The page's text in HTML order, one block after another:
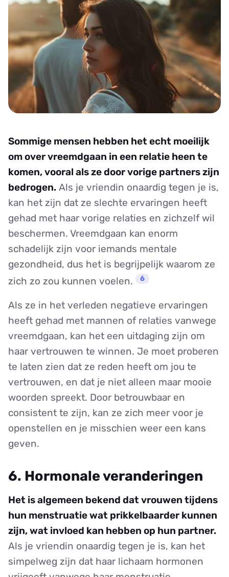
Sommige mensen hebben het echt moeilijk
om over vreemdgaan in een relatie heen te
komen, vooral als ze door vorige partners zijn
bedrogen. Als je vriendin onaardig tegen je is,
kan het zijn dat ze slechte ervaringen heeft
gehad met haar vorige relaties en zichzelf wil
beschermen. Vreemdgaan kan enorm
schadelijk zijn voor iemands mentale
gezondheid, dus het is begrijpelijk waarom ze
zich zo zou kunnen voelen.
6
Als ze in het verleden negatieve ervaringen
heeft gehad met mannen of relaties vanwege
vreemdgaan, kan het een uitdaging zijn om
haar vertrouwen te winnen. Je moet proberen
te laten zien dat ze reden heeft om jou te
vertrouwen, en dat je niet alleen maar mooie
woorden spreekt. Door betrouwbaar en
consistent te zijn, kan ze zich meer voor je
openstellen en je misschien weer een kans
geven.
6. Hormonale veranderingen
Het is algemeen bekend dat vrouwen tijdens
hun menstruatie wat prikkelbaarder kunnen
zijn, wat invloed kan hebben op hun partner.
Als je vriendin onaardig tegen je is, kan het
simpelweg zijn dat haar lichaam hormonen